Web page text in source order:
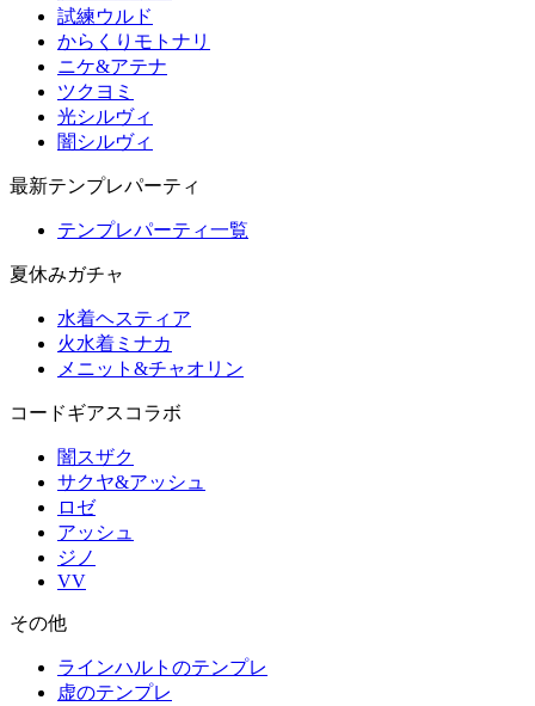
試練ウルド
からくりモトナリ
ニケ&アテナ
ツクヨミ
光シルヴィ
闇シルヴィ
最新テンプレパーティ
テンプレパーティ一覧
夏休みガチャ
水着ヘスティア
火水着ミナカ
メニット&チャオリン
コードギアスコラボ
闇スザク
サクヤ&アッシュ
ロゼ
アッシュ
ジノ
VV
その他
ラインハルトのテンプレ
虚のテンプレ